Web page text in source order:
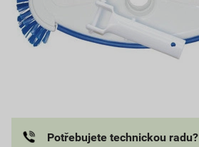
Potřebujete technickou radu?